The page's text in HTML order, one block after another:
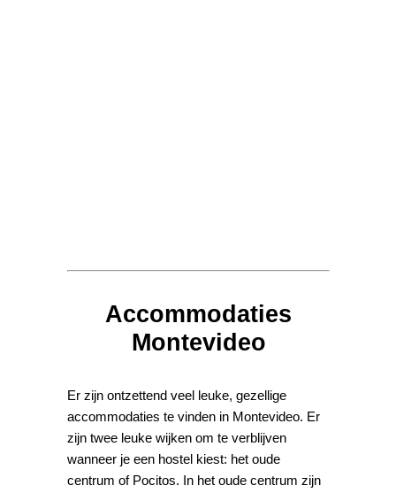
Accommodaties
Montevideo
Er zijn ontzettend veel leuke, gezellige
accommodaties te vinden in Montevideo. Er
zijn twee leuke wijken om te verblijven
wanneer je een hostel kiest: het oude
centrum of Pocitos. In het oude centrum zijn